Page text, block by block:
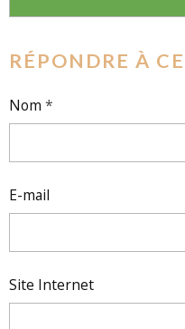
RÉPONDRE À
Nom
E-mail
Site Internet